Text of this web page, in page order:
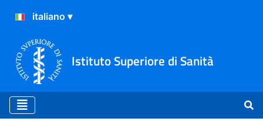
Istituto Superiore di Sanità